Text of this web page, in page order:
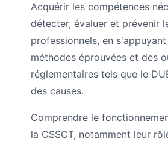
Acquérir les compétences
détecter, évaluer et prévenir
professionnels, en
méthodes éprouvées et des
réglementaires tels que le
des causes.
Comprendre le
la CSSCT, notamment leur